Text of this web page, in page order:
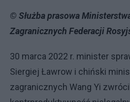
© Służba prasowa
Zagranicznych Federacji
30 marca 2022 r. minister
Siergiej Ławrow i chiński
zagranicznych Wang Yi